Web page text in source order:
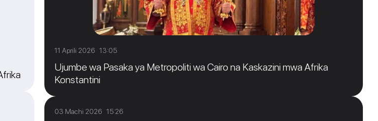
11 Aprili 2026 13:05
Ujumbe wa Pasaka ya Metropoliti wa Cairo na Kaskazini mwa Afrika
Konstantini
03 Machi 2026 15:26